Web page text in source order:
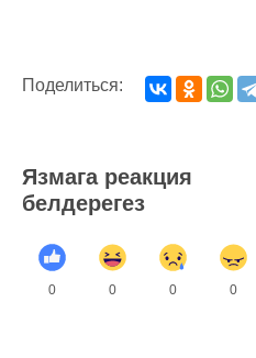
Поделиться:
Язмага реакция
белдерегез
0 0 0 0